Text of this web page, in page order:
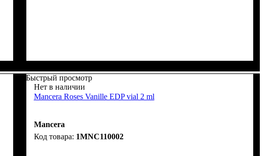
Быстрый просмотр
Нет в наличии
Mancera Roses Vanille EDP vial 2 ml
Mancera
1MNC110002